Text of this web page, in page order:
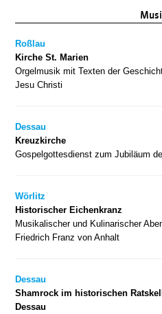
Roßlau
Kirche St. Marien
Orgelmusik mit Texten der
Jesu Christi
Dessau
Kreuzkirche
Gospelgottesdienst zum Jubiläum
Wörlitz
Historischer Eichenkranz
Musikalischer und Kulinarischer
Friedrich Franz von Anhalt
Dessau
Shamrock im historischen
Dessau